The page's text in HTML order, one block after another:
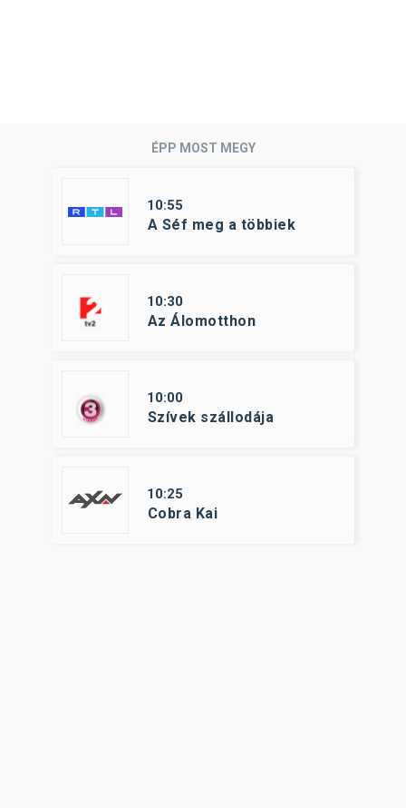
ÉPP MOST MEGY
10:55
A Séf meg a többiek
10:30
Az Álomotthon
10:00
Szívek szállodája
10:25
Cobra Kai